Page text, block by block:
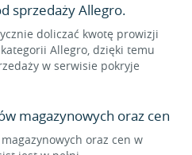
sprzedaży Allegro.
doliczać kwotę prowizji
Allegro, dzięki temu
w serwisie pokryje
magazynowych oraz cen
oraz cen w